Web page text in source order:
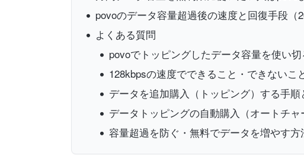
povoのデータ容量超過後の速度と回復手段（
よくある質問
povoでトッピングしたデータ容量を使い
128kbpsの速度でできること・できないこ
データを追加購入（トッピング）する手順
データトッピングの自動購入（オートチャ
容量超過を防ぐ・無料でデータを増やす方